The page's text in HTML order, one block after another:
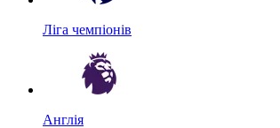
Ліга чемпіонів
Англія